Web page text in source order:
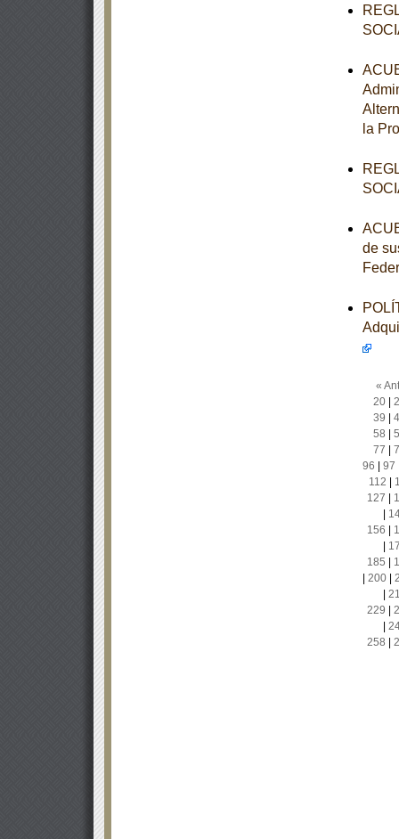
la
de
«
20|
39
58
77
96
97
112
127
156
185
200|
229
258